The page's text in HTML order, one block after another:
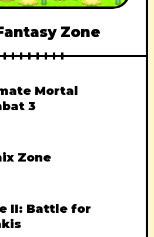
Zone
Mortal
3
Zone
II: Battle for